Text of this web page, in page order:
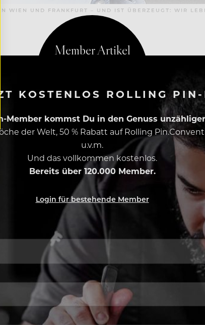
WIEN UND FRANKFURT – UND IST ÜBERZEUGT: WIR
KOSTENLOS ROLLING PIN-
Member kommst Du in den Genuss
der Welt, 50 % Rabatt auf Rolling
u.v.m.
Und das vollkommen kostenlos.
Bereits über 120.000 Member.
Login für bestehende Member